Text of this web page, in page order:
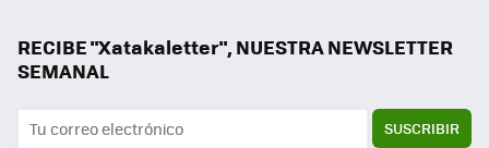
RECIBE "Xatakaletter", NUESTRA NEWSLETTER
SEMANAL
SUSCRIBIR